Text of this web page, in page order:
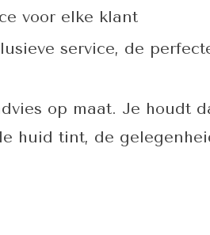
voor elke klant
service, de
op maat. Je houdt
huid tint, de